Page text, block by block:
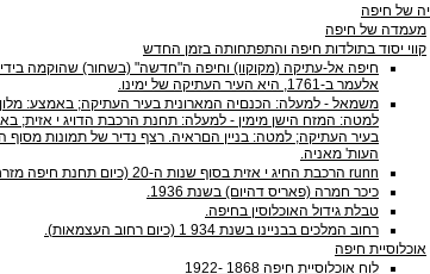
של חיפה
מעמדה של חיפה
קווי יסוד בתולדות חיפה והתפתחותה בזמן החדש
חיפה אל-עתיקה (מקוקוו) וחיפה ה"חדשה" (בשחור) שהוקמה
אלעמר ‭,1761-ב‬ היא העיר העתיקה של ימינו.
משמאל - למעלה: הכנםיה המארונית בעיר העתיקה; באמצע:
למטה: המזח הישן מימין - למעלה: תחנת הרכבת הדויג י אזית;
בעיר העתיקה; למטה: בניין הםראיה. רצף נדיר של תמונות מסוף
העות' מאניה.
runn הרכבת החיג י אזית בסוף שנות ‭20-ה‬ (כיום תחנת חיפה מזרח‭.(‬
כיכר חמרה (פאריס דהיום) בשנת ‭.1936‬
טבלת גידול האוכלוסין בחיפה.
רחוב המלכים בבניינו בשנת ‭1 934‬ (כיום רחוב העצמאות‭.(‬
אוכלוסיית חיפה
לוח אוכלוסיית חיפה ‭1922- 1868‬